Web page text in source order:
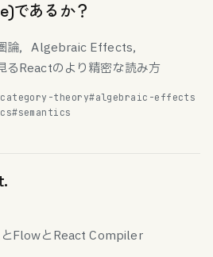
であるか？
論，Algebraic Effects，
Reactのより精密な読み方
theory#algebraic-effects
#semantics
FlowとReact Compiler